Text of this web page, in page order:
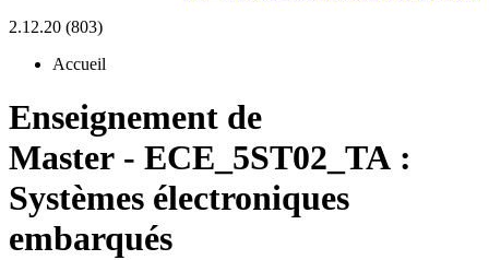
2.12.20 (803)
Accueil
Enseignement de
Master - ECE_5ST02_TA :
Systèmes électroniques
embarqués